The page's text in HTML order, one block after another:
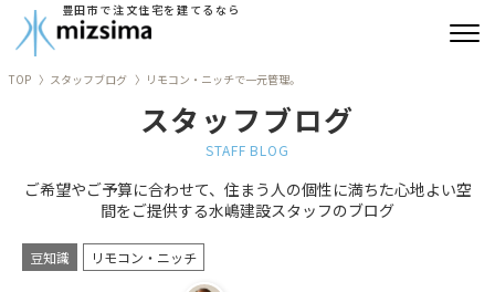
豊田市で注文住宅を建てるなら
リフォーム
古民家再生
TOP スタッフブログ リモコン・ニッチで一元管理。
スタッフブログ
STAFF BLOG
ご希望やご予算に合わせて、住まう人の個性に満ちた心地よい空
間をご提供する水嶋建設スタッフのブログ
豆知識 リモコン・ニッチ